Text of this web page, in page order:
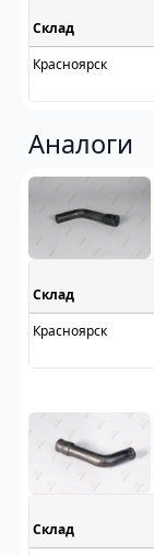
Склад
Красноярск
Аналоги
Склад
Красноярск
Склад